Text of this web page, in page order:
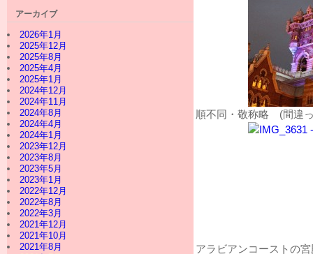
アーカイブ
2026年1月
2025年12月
2025年8月
2025年4月
2025年1月
2024年12月
2024年11月
2024年8月
2024年4月
2024年1月
2023年12月
2023年8月
2023年5月
2023年1月
2022年12月
2022年8月
2022年3月
2021年12月
2021年10月
2021年8月
順不同・敬称略 (間違
アラビアンコーストの